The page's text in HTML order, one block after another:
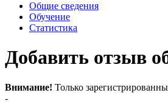
Общие сведения
Обучение
Статистика
Добавить отзыв
Внимание! Только
-